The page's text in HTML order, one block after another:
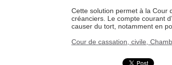
Cette solution permet à la Cour
créanciers. Le compte courant
causer du tort, notamment en
Cour de cassation, civile,